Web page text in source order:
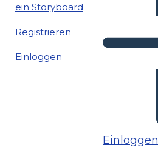
ein Storyboard
Registrieren
Einloggen
Einloggen